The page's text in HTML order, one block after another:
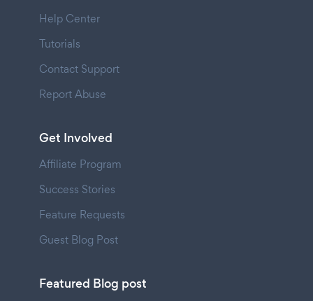
Help Center
Tutorials
Contact Support
Report Abuse
Get Involved
Affiliate Program
Success Stories
Feature Requests
Guest Blog Post
Featured Blog post